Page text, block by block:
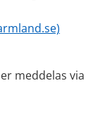
meddelas via